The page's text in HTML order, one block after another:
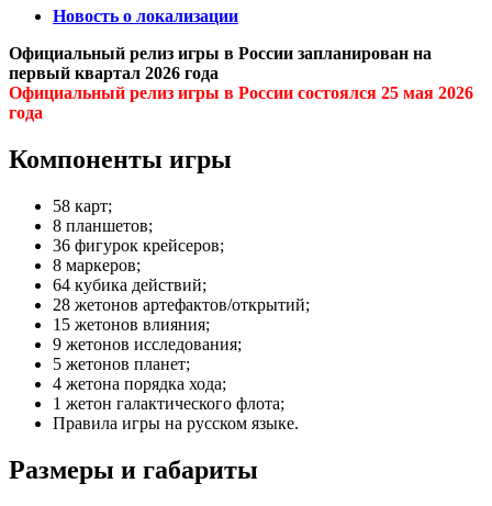
Новость о локализации
Официальный релиз игры в России запланирован на
первый квартал 2026 года
Официальный релиз игры в России состоялся 25 мая 2026
года
Компоненты игры
58 карт;
8 планшетов;
36 фигурок крейсеров;
8 маркеров;
64 кубика действий;
28 жетонов артефактов/открытий;
15 жетонов влияния;
9 жетонов исследования;
5 жетонов планет;
4 жетона порядка хода;
1 жетон галактического флота;
Правила игры на русском языке.
Размеры и габариты